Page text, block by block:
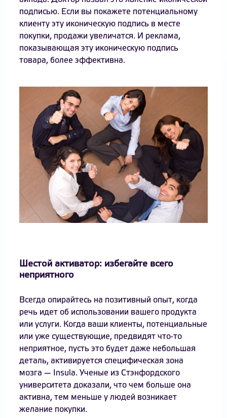
подписью. Если вы покажете потенциальному
клиенту эту иконическую подпись в месте
покупки, продажи увеличатся. И реклама,
показывающая эту иконическую подпись
товара, более эффективна.
Шестой активатор: избегайте всего
неприятного
Всегда опирайтесь на позитивный опыт, когда
речь идет об использовании вашего продукта
или услуги. Когда ваши клиенты, потенциальные
или уже существующие, предвидят что-то
неприятное, пусть это будет даже небольшая
деталь, активируется специфическая зона
мозга — Insula. Ученые из Стэнфордского
университета доказали, что чем больше она
активна, тем меньше у людей возникает
желание покупки.